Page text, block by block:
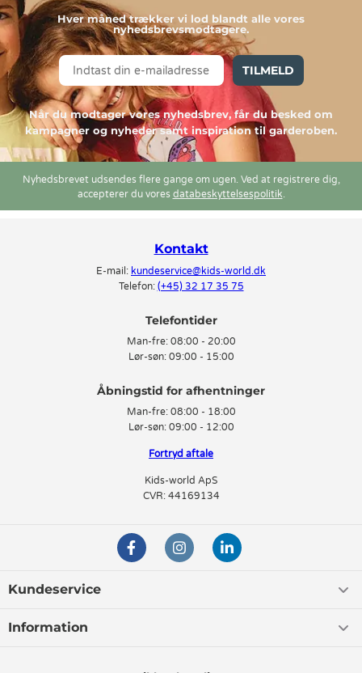
Hver måned trækker vi lod blandt alle vores
nyhedsbrevsmodtagere.
TILMELD
Når du modtager vores nyhedsbrev, får du besked om
kampagner og nyheder samt inspiration til garderoben.
Nyhedsbrevet udsendes flere gange om ugen. Ved at registrere dig,
accepterer du vores databeskyttelsespolitik.
Kontakt
E-mail: kundeservice@kids-world.dk
Telefon: (+45) 32 17 35 75
Telefontider
Man-fre: 08:00 - 20:00
Lør-søn: 09:00 - 15:00
Man-fre: 08:00 - 18:00
Lør-søn: 09:00 - 12:00
Fortryd aftale
Kids-world ApS
CVR: 44169134
Kundeservice
Information